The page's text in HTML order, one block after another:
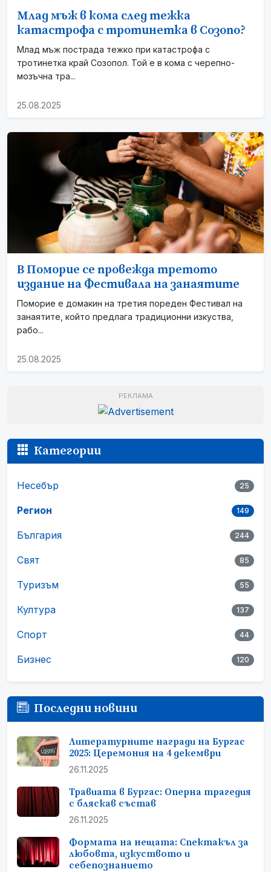
Млад мъж в кома след тежка
катастрофа с тротинетка в Созопо?
Млад мъж пострада тежко при катастрофа с
тротинетка край Созопол. Той е в кома с черепно-
мозъчна тра...
25.08.2025
В Поморие се провежда третото
издание на Фестивала на занаятите
Поморие е домакин на третия пореден Фестивал на
занаятите, който предлага традиционни изкуства,
рабо...
25.08.2025
РЕКЛАМА
Категории
Несебър 25
Регион 149
България 244
Свят 85
Туризъм 55
Култура 137
Спорт 44
Бизнес 120
Последни новини
Литературните награди на Бургас
2025: Церемония на 4 декември
26.11.2025
Травиата в Бургас: Оперна трагедия
с бляскав състав
26.11.2025
Формата на нещата: Спектакъл за
любовта, изкуството и
себепознанието